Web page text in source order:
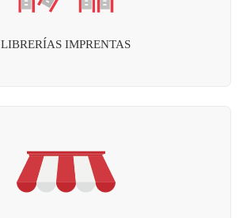
LIBRERÍAS IMPRENTAS